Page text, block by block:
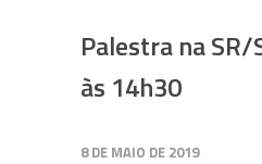
Palestra na SR/
às 14h30
8 DE MAIO DE 2019